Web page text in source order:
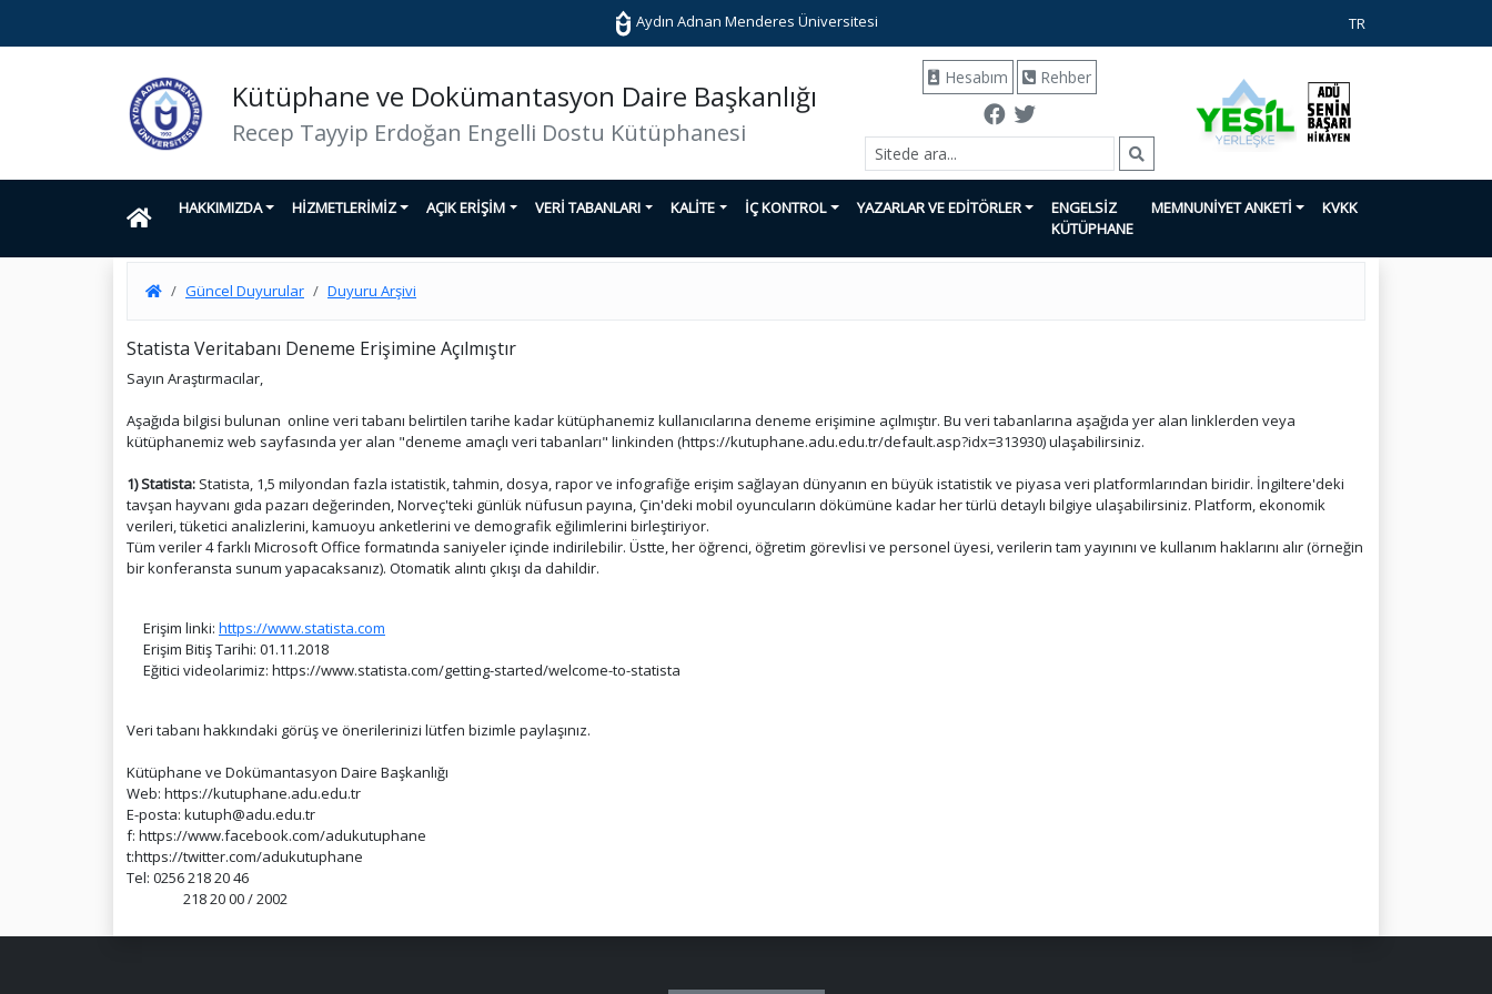
Aydın Adnan Menderes Üniversitesi TR
Kütüphane ve Dokümantasyon Daire Başkanlığı
Recep Tayyip Erdoğan Engelli Dostu Kütüphanesi
Hesabım Rehber
HAKKIMIZDA HİZMETLERİMİZ AÇIK ERİŞİM VERİ TABANLARI KALİTE İÇ KONTROL YAZARLAR VE EDİTÖRLER
ENGELSİZ
KÜTÜPHANE
MEMNUNİYET ANKETİ KVKK
Güncel Duyurular Duyuru Arşivi
Statista Veritabanı Deneme Erişimine Açılmıştır
Sayın Araştırmacılar,
Aşağıda bilgisi bulunan online veri tabanı belirtilen tarihe kadar kütüphanemiz kullanıcılarına deneme erişimine açılmıştır. Bu veri tabanlarına aşağıda yer alan linklerden veya
kütüphanemiz web sayfasında yer alan "deneme amaçlı veri tabanları" linkinden (https://kutuphane.adu.edu.tr/default.asp?idx=313930) ulaşabilirsiniz.
1) Statista: Statista, 1,5 milyondan fazla istatistik, tahmin, dosya, rapor ve infografiğe erişim sağlayan dünyanın en büyük istatistik ve piyasa veri platformlarından biridir. İngiltere'deki
tavşan hayvanı gıda pazarı değerinden, Norveç'teki günlük nüfusun payına, Çin'deki mobil oyuncuların dökümüne kadar her türlü detaylı bilgiye ulaşabilirsiniz. Platform, ekonomik
verileri, tüketici analizlerini, kamuoyu anketlerini ve demografik eğilimlerini birleştiriyor.
Tüm veriler 4 farklı Microsoft Office formatında saniyeler içinde indirilebilir. Üstte, her öğrenci, öğretim görevlisi ve personel üyesi, verilerin tam yayınını ve kullanım haklarını alır (örneğin
bir konferansta sunum yapacaksanız). Otomatik alıntı çıkışı da dahildir.
Erişim linki: https://www.statista.com
Erişim Bitiş Tarihi: 01.11.2018
Eğitici videolarimiz: https://www.statista.com/getting-started/welcome-to-statista
Veri tabanı hakkındaki görüş ve önerilerinizi lütfen bizimle paylaşınız.
Kütüphane ve Dokümantasyon Daire Başkanlığı
Web: https://kutuphane.adu.edu.tr
E-posta: kutuph@adu.edu.tr
f: https://www.facebook.com/adukutuphane
t:https://twitter.com/adukutuphane
Tel: 0256 218 20 46
218 20 00 / 2002